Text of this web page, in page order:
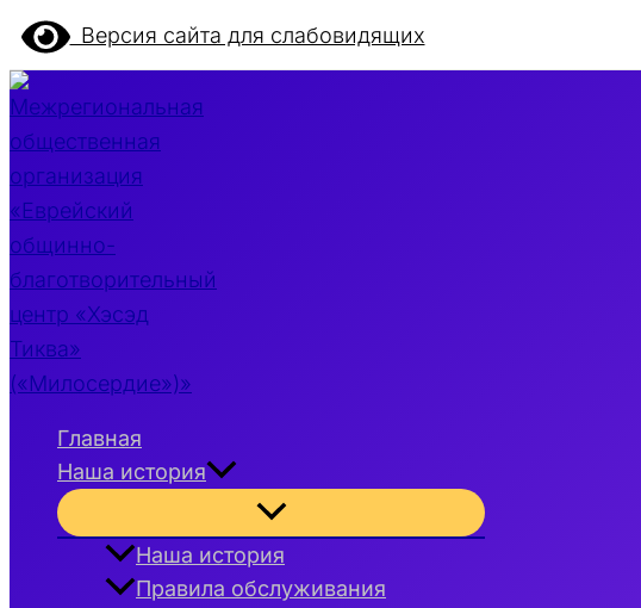
Перейти
содержимому
Версия сайта для слабовидящих
Главная
Наша история
Переключатель
меню
Наша история
Правила обслуживания